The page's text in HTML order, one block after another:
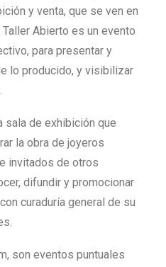
y venta, que se ven en
Abierto es un evento
para presentar y
lo producido, y visibilizar
sala de exhibición que
la obra de joyeros
invitados de otros
difundir y promocionar
curaduría general de su
son eventos puntuales